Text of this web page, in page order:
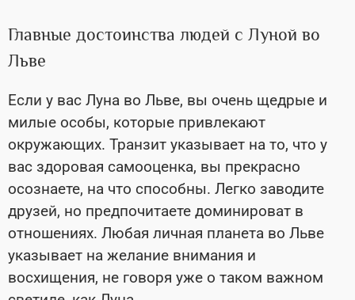
Главные достоинства людей с Луной во
Льве
Если у вас Луна во Льве, вы очень щедрые и
милые особы, которые привлекают
окружающих. Транзит указывает на то, что у
вас здоровая самооценка, вы прекрасно
осознаете, на что способны. Легко заводите
друзей, но предпочитаете доминироват в
отношениях. Любая личная планета во Льве
указывает на желание внимания и
восхищения, не говоря уже о таком важном